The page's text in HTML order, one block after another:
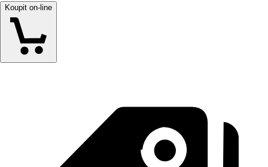
Koupit on-line